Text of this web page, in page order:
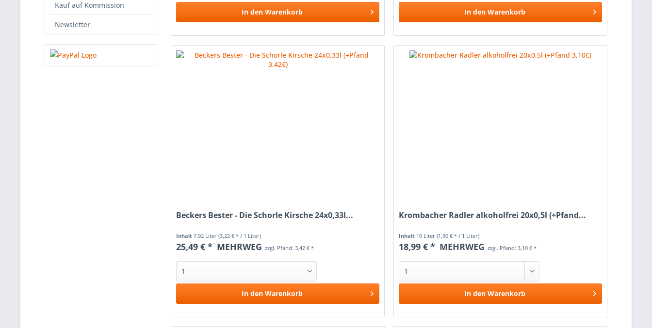
Kauf auf Kommission
Newsletter
In den Warenkorb
Merken
In den Warenkorb
Beckers Bester - Die Schorle Kirsche 24x0,33l...
Inhalt7.92 Liter(3,22 € * / 1 Liter)
25,49 € * MEHRWEG zzgl. Pfand: 3,42 € *
In den Warenkorb
Merken
Krombacher Radler alkoholfrei 20x0,5l (+Pfand...
Inhalt 10 Liter(1,90 € * / 1 Liter)
18,99 € * MEHRWEG zzgl. Pfand: 3,10 € *
In den Warenkorb